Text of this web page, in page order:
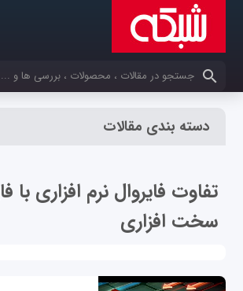
کلمات کلیدی خود را وارد کنید
دسته بندی مقالات
تفاوت فایروال نرم افزاری با
سخت افزاری